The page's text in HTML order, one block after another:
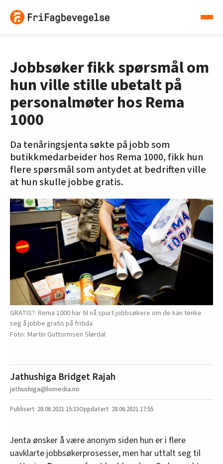
Jobbsøker fikk spørsmål om
hun ville stille ubetalt på
personalmøter hos Rema
1000
Da tenåringsjenta søkte på jobb som
butikkmedarbeider hos Rema 1000, fikk hun
flere spørsmål som antydet at bedriften ville
at hun skulle jobbe gratis.
GRATIS?: Rema 1000 har til nå spurt jobbsøkere om de kan tenke
seg å jobbe gratis på fritida.
Martin Guttormsen Slørdal
Jathushiga Bridget Rajah
jathushiga@lomedia.no
28.06.2021 15:33 28.06.2021 17:55
Jenta ønsker å være anonym siden hun er i flere
uavklarte jobbsøkerprosesser, men har uttalt seg til